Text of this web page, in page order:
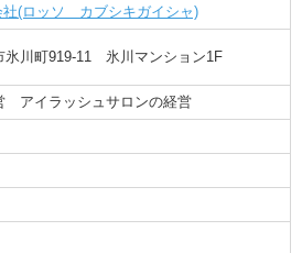
社(ロッソ カブシキガイシャ)
氷川町919-11 氷川マンション1F
アイラッシュサロンの経営